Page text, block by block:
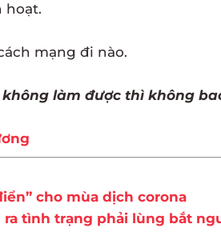
hoạt.
mạng đi nào.
làm được thì không
cho mùa dịch corona
tình trạng phải lùng bắt